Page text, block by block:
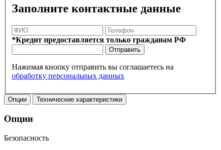
Заполните контактные данные
*Кредит предоставляется только гражданам РФ
Отправить
Нажимая кнопку отправить вы соглашаетесь на
обработку персональных данных
Опции Технические характеристики
Опции
Безопасность